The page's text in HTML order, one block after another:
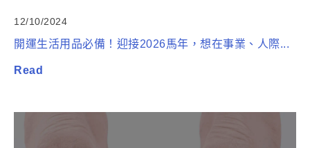
12/10/2024
開運生活用品必備！迎接2026馬年，想在事業、人際...
Read